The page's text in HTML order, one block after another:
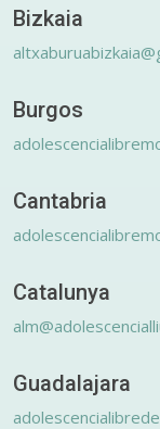
Bizkaia
Burgos
Cantabria
Catalunya
Guadalajara